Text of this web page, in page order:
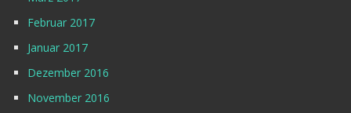
Februar 2017
Januar 2017
Dezember 2016
November 2016